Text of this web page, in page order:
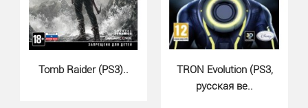
Tomb Raider (PS3)..
TRON Evolution (PS3,
русская ве..